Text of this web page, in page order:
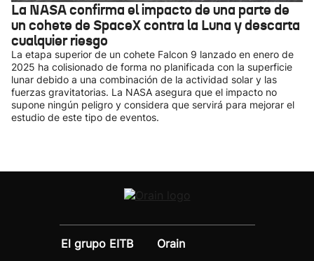
La NASA confirma el impacto de una parte de
un cohete de SpaceX contra la Luna y descarta
cualquier riesgo
La etapa superior de un cohete Falcon 9 lanzado en enero de
2025 ha colisionado de forma no planificada con la superficie
lunar debido a una combinación de la actividad solar y las
fuerzas gravitatorias. La NASA asegura que el impacto no
supone ningún peligro y considera que servirá para mejorar el
estudio de este tipo de eventos.
El grupo EITB
Orain